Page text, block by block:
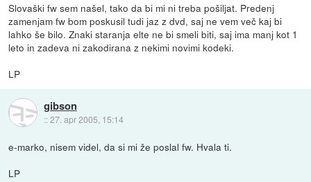
Slovaški fw sem našel, tako da bi mi ni treba pošiljat. Predenj
zamenjam fw bom poskusil tudi jaz z dvd, saj ne vem več kaj bi
lahko še bilo. Znaki staranja elte ne bi smeli biti, saj ima manj kot 1
leto in zadeva ni zakodirana z nekimi novimi kodeki.
LP
gibson
::27. apr 2005, 15:14
e-marko, nisem videl, da si mi že poslal fw. Hvala ti.
LP